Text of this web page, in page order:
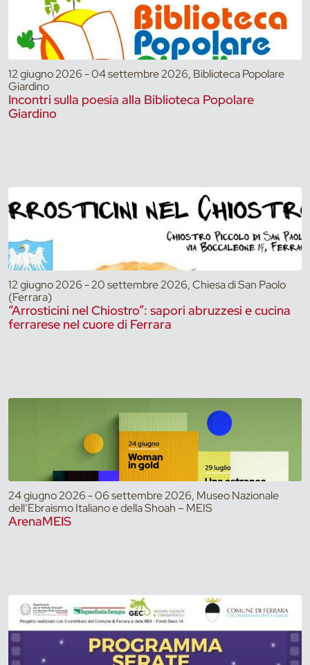
12 giugno 2026 - 04 settembre 2026, Biblioteca Popolare
Giardino
Incontri sulla poesia alla Biblioteca Popolare
Giardino
12 giugno 2026 - 20 settembre 2026, Chiesa di San Paolo
(Ferrara)
“Arrosticini nel Chiostro”: sapori abruzzesi e cucina
ferrarese nel cuore di Ferrara
24 giugno 2026 - 06 settembre 2026, Museo Nazionale
dell’Ebraismo Italiano e della Shoah – MEIS
ArenaMEIS